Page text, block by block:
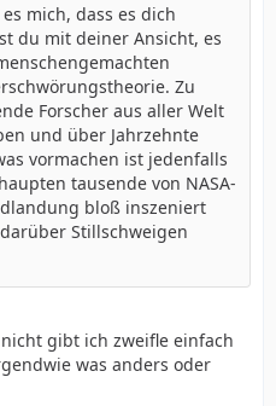
mich, dass es dich
du mit deiner Ansicht, es
Zu
Forscher aus aller Welt
und über Jahrzehnte
vormachen ist jedenfalls
tausende von NASA-
bloß inszeniert
Stillschweigen
gibt ich zweifle einfach
was anders oder